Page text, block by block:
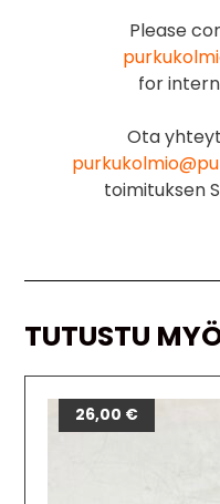
Please
for
Ota
toimituksen
TUTUSTU
26,00 €